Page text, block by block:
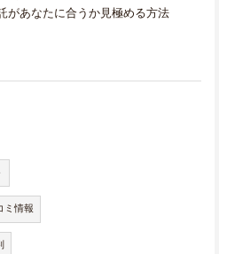
があなたに合うか見極める方法
ミ情報